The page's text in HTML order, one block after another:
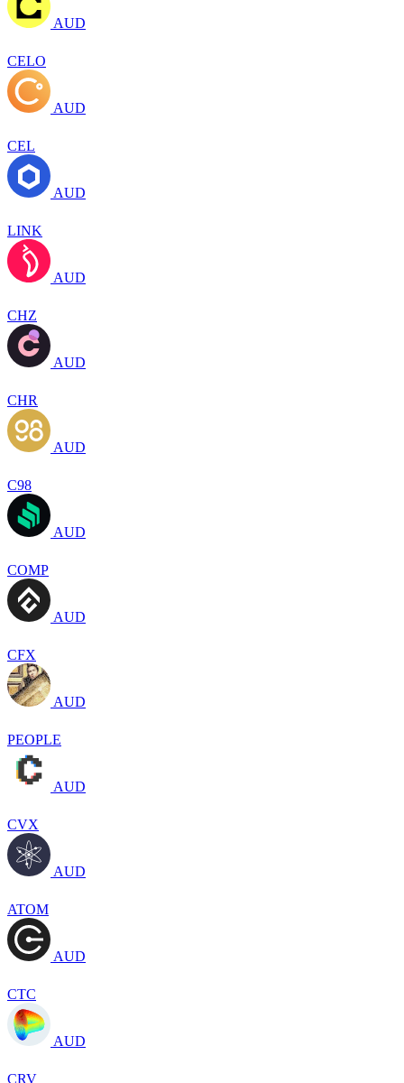
AUD
CELO
AUD
CEL
AUD
LINK
AUD
CHZ
AUD
CHR
AUD
C98
AUD
COMP
AUD
CFX
AUD
PEOPLE
AUD
CVX
AUD
ATOM
AUD
CTC
AUD
CRV